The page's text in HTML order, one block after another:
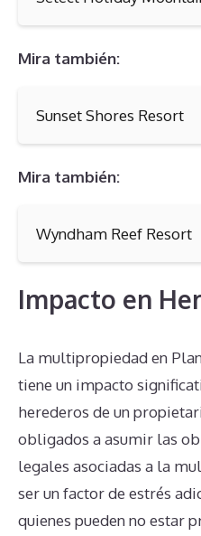
Mira también:
Sunset Shores Resort
Mira también:
Wyndham Reef Resort
Impacto en
La multipropiedad en
tiene un impacto
herederos de un
obligados a asumir las
legales asociadas a la
ser un factor de estrés
quienes pueden no estar